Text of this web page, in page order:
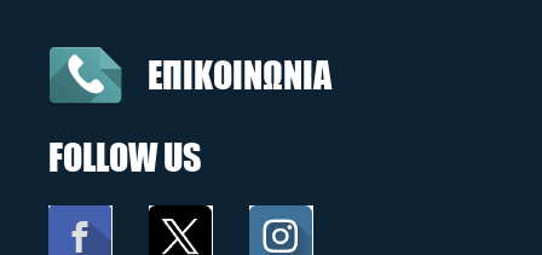
ΕΠΙΚΟΙΝΩΝΙΑ
FOLLOW US